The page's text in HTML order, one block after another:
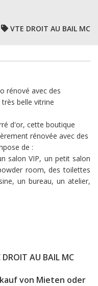
VTE DROIT AU BAIL MC
rénové avec des
belle vitrine
d'or, cette boutique
rénovée avec des
de :
salon VIP, un petit salon
room, des toilettes
un bureau, un atelier,
privée
et tous
DROIT AU BAIL MC
von Mieten oder